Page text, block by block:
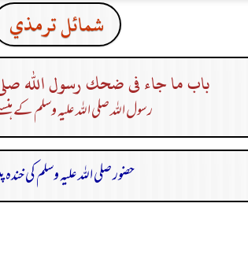
شمائل ترمذي
باب ما جاء فى ضحك رسول الله
رسول اللہ صلی اللہ علیہ وسلم کے
حضور صلی اللہ علیہ وسلم کی خندہ